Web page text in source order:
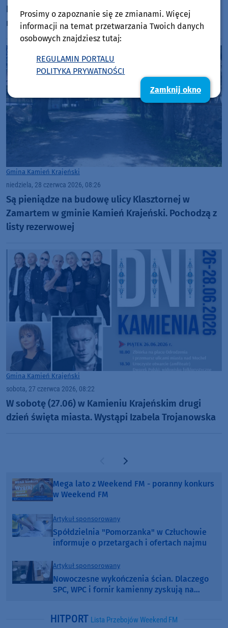
De Mono i Sławomir wystąpią w niedzielę (28.06)
na zakończenie Dni Kamienia Krajeńskiego
Gmina Kamień Krajeński
niedziela, 28 czerwca 2026, 08:26
Są pieniądze na budowę ulicy Klasztornej w
Zamartem w gminie Kamień Krajeński. Pochodzą z
listy rezerwowej
Gmina Kamień Krajeński
sobota, 27 czerwca 2026, 08:22
W sobotę (27.06) w Kamieniu Krajeńskim drugi
dzień święta miasta. Wystąpi Izabela Trojanowska
Poprzednia strona
Następna strona
Mega lato z Weekend FM - poranny konkurs
w Weekend FM
Artykuł sponsorowany
Spółdzielnia "Pomorzanka" w Człuchowie
informuje o przetargach i ofertach najmu
Artykuł sponsorowany
Nowoczesne wykończenia ścian. Dlaczego
SPC, WPC i fornir kamienny zyskują na
HITPORT Lista Przebojów Weekend FM
Prosimy o zapoznanie się ze zmianami. Więcej
informacji na temat przetwarzania Twoich danych
osobowych znajdziesz tutaj:
REGULAMIN PORTALU
POLITYKA PRYWATNOŚCI
Zamknij okno